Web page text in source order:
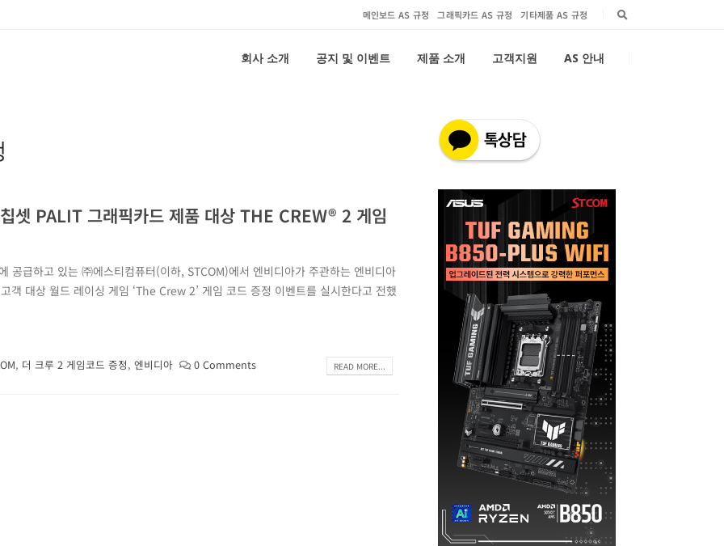
메인보드 AS 규정 그래픽카드 AS 규정 기타제품 AS 규정
회사 소개 공지 및 이벤트 제품 소개 고객지원 AS 안내
셋 PALIT 그래픽카드 제품 대상 THE CREW® 2 게임
공급하고 있는 ㈜에스티컴퓨터(이하, STCOM)에서 엔비디아가 주관하는 엔비디아
대상 월드 레이싱 게임 ‘The Crew 2’ 게임 코드 증정 이벤트를 실시한다고 전했
, 더 크루 2 게임코드 증정, 엔비디아 0 Comments READ MORE...